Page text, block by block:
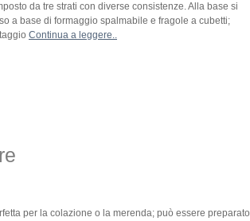
da tre strati con diverse consistenze. Alla base si
a base di formaggio spalmabile e fragole a cubetti;
Continua a leggere..
per la colazione o la merenda; può essere preparato